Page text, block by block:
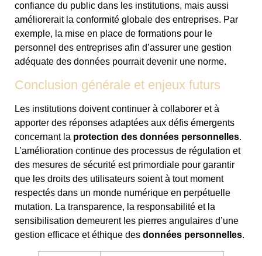
confiance du public dans les institutions, mais aussi
améliorerait la conformité globale des entreprises. Par
exemple, la mise en place de formations pour le
personnel des entreprises afin d’assurer une gestion
adéquate des données pourrait devenir une norme.
Conclusion générale et enjeux futurs
Les institutions doivent continuer à collaborer et à
apporter des réponses adaptées aux défis émergents
concernant la protection des données personnelles.
L’amélioration continue des processus de régulation et
des mesures de sécurité est primordiale pour garantir
que les droits des utilisateurs soient à tout moment
respectés dans un monde numérique en perpétuelle
mutation. La transparence, la responsabilité et la
sensibilisation demeurent les pierres angulaires d’une
gestion efficace et éthique des données personnelles.